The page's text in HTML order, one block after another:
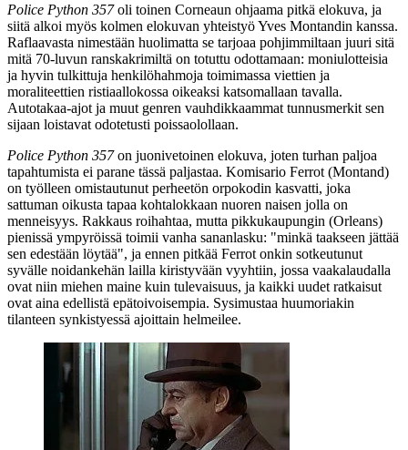
Police Python 357oli toinen Corneaun ohjaama pitkä elokuva, ja
siitä alkoi myös kolmen elokuvan yhteistyöYves Montandin kanssa.
Raflaavasta nimestään huolimatta se tarjoaa pohjimmiltaan juuri sitä
mitä 70‑luvun ranskakrimiltä on totuttu odottamaan: moniulotteisia
ja hyvin tulkittuja henkilöhahmoja toimimassa viettien ja
moraliteettien ristiaallokossa oikeaksi katsomallaan tavalla.
Autotakaa-ajot ja muut genren vauhdikkaammat tunnusmerkit sen
sijaan loistavat odotetusti poissaolollaan.
Police Python 357on juonivetoinen elokuva, joten turhan paljoa
tapahtumista ei parane tässä paljastaa. Komisario Ferrot (Montand)
on työlleen omistautunut perheetön orpokodin kasvatti, joka
sattuman oikusta tapaa kohtalokkaan nuoren naisen jolla on
menneisyys. Rakkaus roihahtaa, mutta pikkukaupungin (Orleans)
pienissä ympyröissä toimii vanha sananlasku: "minkä taakseen jättää
sen edestään löytää", ja ennen pitkää Ferrot onkin sotkeutunut
syvälle noidankehän lailla kiristyvään vyyhtiin, jossa vaakalaudalla
ovat niin miehen maine kuin tulevaisuus, ja kaikki uudet ratkaisut
ovat aina edellistä epätoivoisempia. Sysimustaa huumoriakin
tilanteen synkistyessä ajoittain helmeilee.